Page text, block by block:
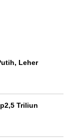
Leher
Triliun